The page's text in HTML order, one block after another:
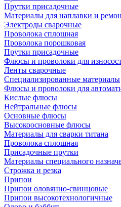
Прутки присадочные
Материалы для наплавки и
Электроды сварочные
Проволока сплошная
Проволока порошковая
Прутки присадочные
Флюсы и проволоки для
Ленты сварочные
Специализированные материалы
Флюсы и проволоки для
Кислые флюсы
Нейтральные флюсы
Основные флюсы
Высокоосновные флюсы
Материалы для сварки титана
Проволока сплошная
Присадочные прутки
Материалы специального
Строжка и резка
Припои
Припои оловянно-свинцовые
Припои высокотехнологичные